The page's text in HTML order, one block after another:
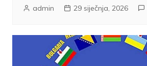
admin 29 siječnja, 2026